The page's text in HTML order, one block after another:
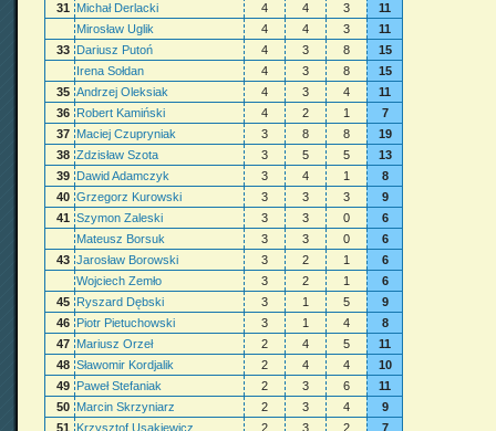
31
Michał Derlacki 4 4 3
11
Mirosław Uglik
4 4 3
11
33 Dariusz Putoń 4 3 8
15
Irena Sołdan
4 3 8
15
35 Andrzej Oleksiak 4 3 4
11
36 Robert Kamiński 4 2 1
7
37 Maciej Czupryniak 3 8 8
19
38 Zdzisław Szota 3 5 5
13
39 Dawid Adamczyk 3 4 1
8
40 Grzegorz Kurowski 3 3 3
9
41 Szymon Zaleski 3 3 0
6
Mateusz Borsuk
3 3 0
6
43 Jarosław Borowski 3 2 1
6
Wojciech Zemło
3 2 1
6
45 Ryszard Dębski 3 1 5
9
46 Piotr Pietuchowski 3 1 4
8
47 Mariusz Orzeł 2 4 5
11
48 Sławomir Kordjalik 2 4 4
10
49 Paweł Stefaniak 2 3 6
11
50 Marcin Skrzyniarz 2 3 4
9
51
Krzysztof Usakiewicz 2 3 2
7